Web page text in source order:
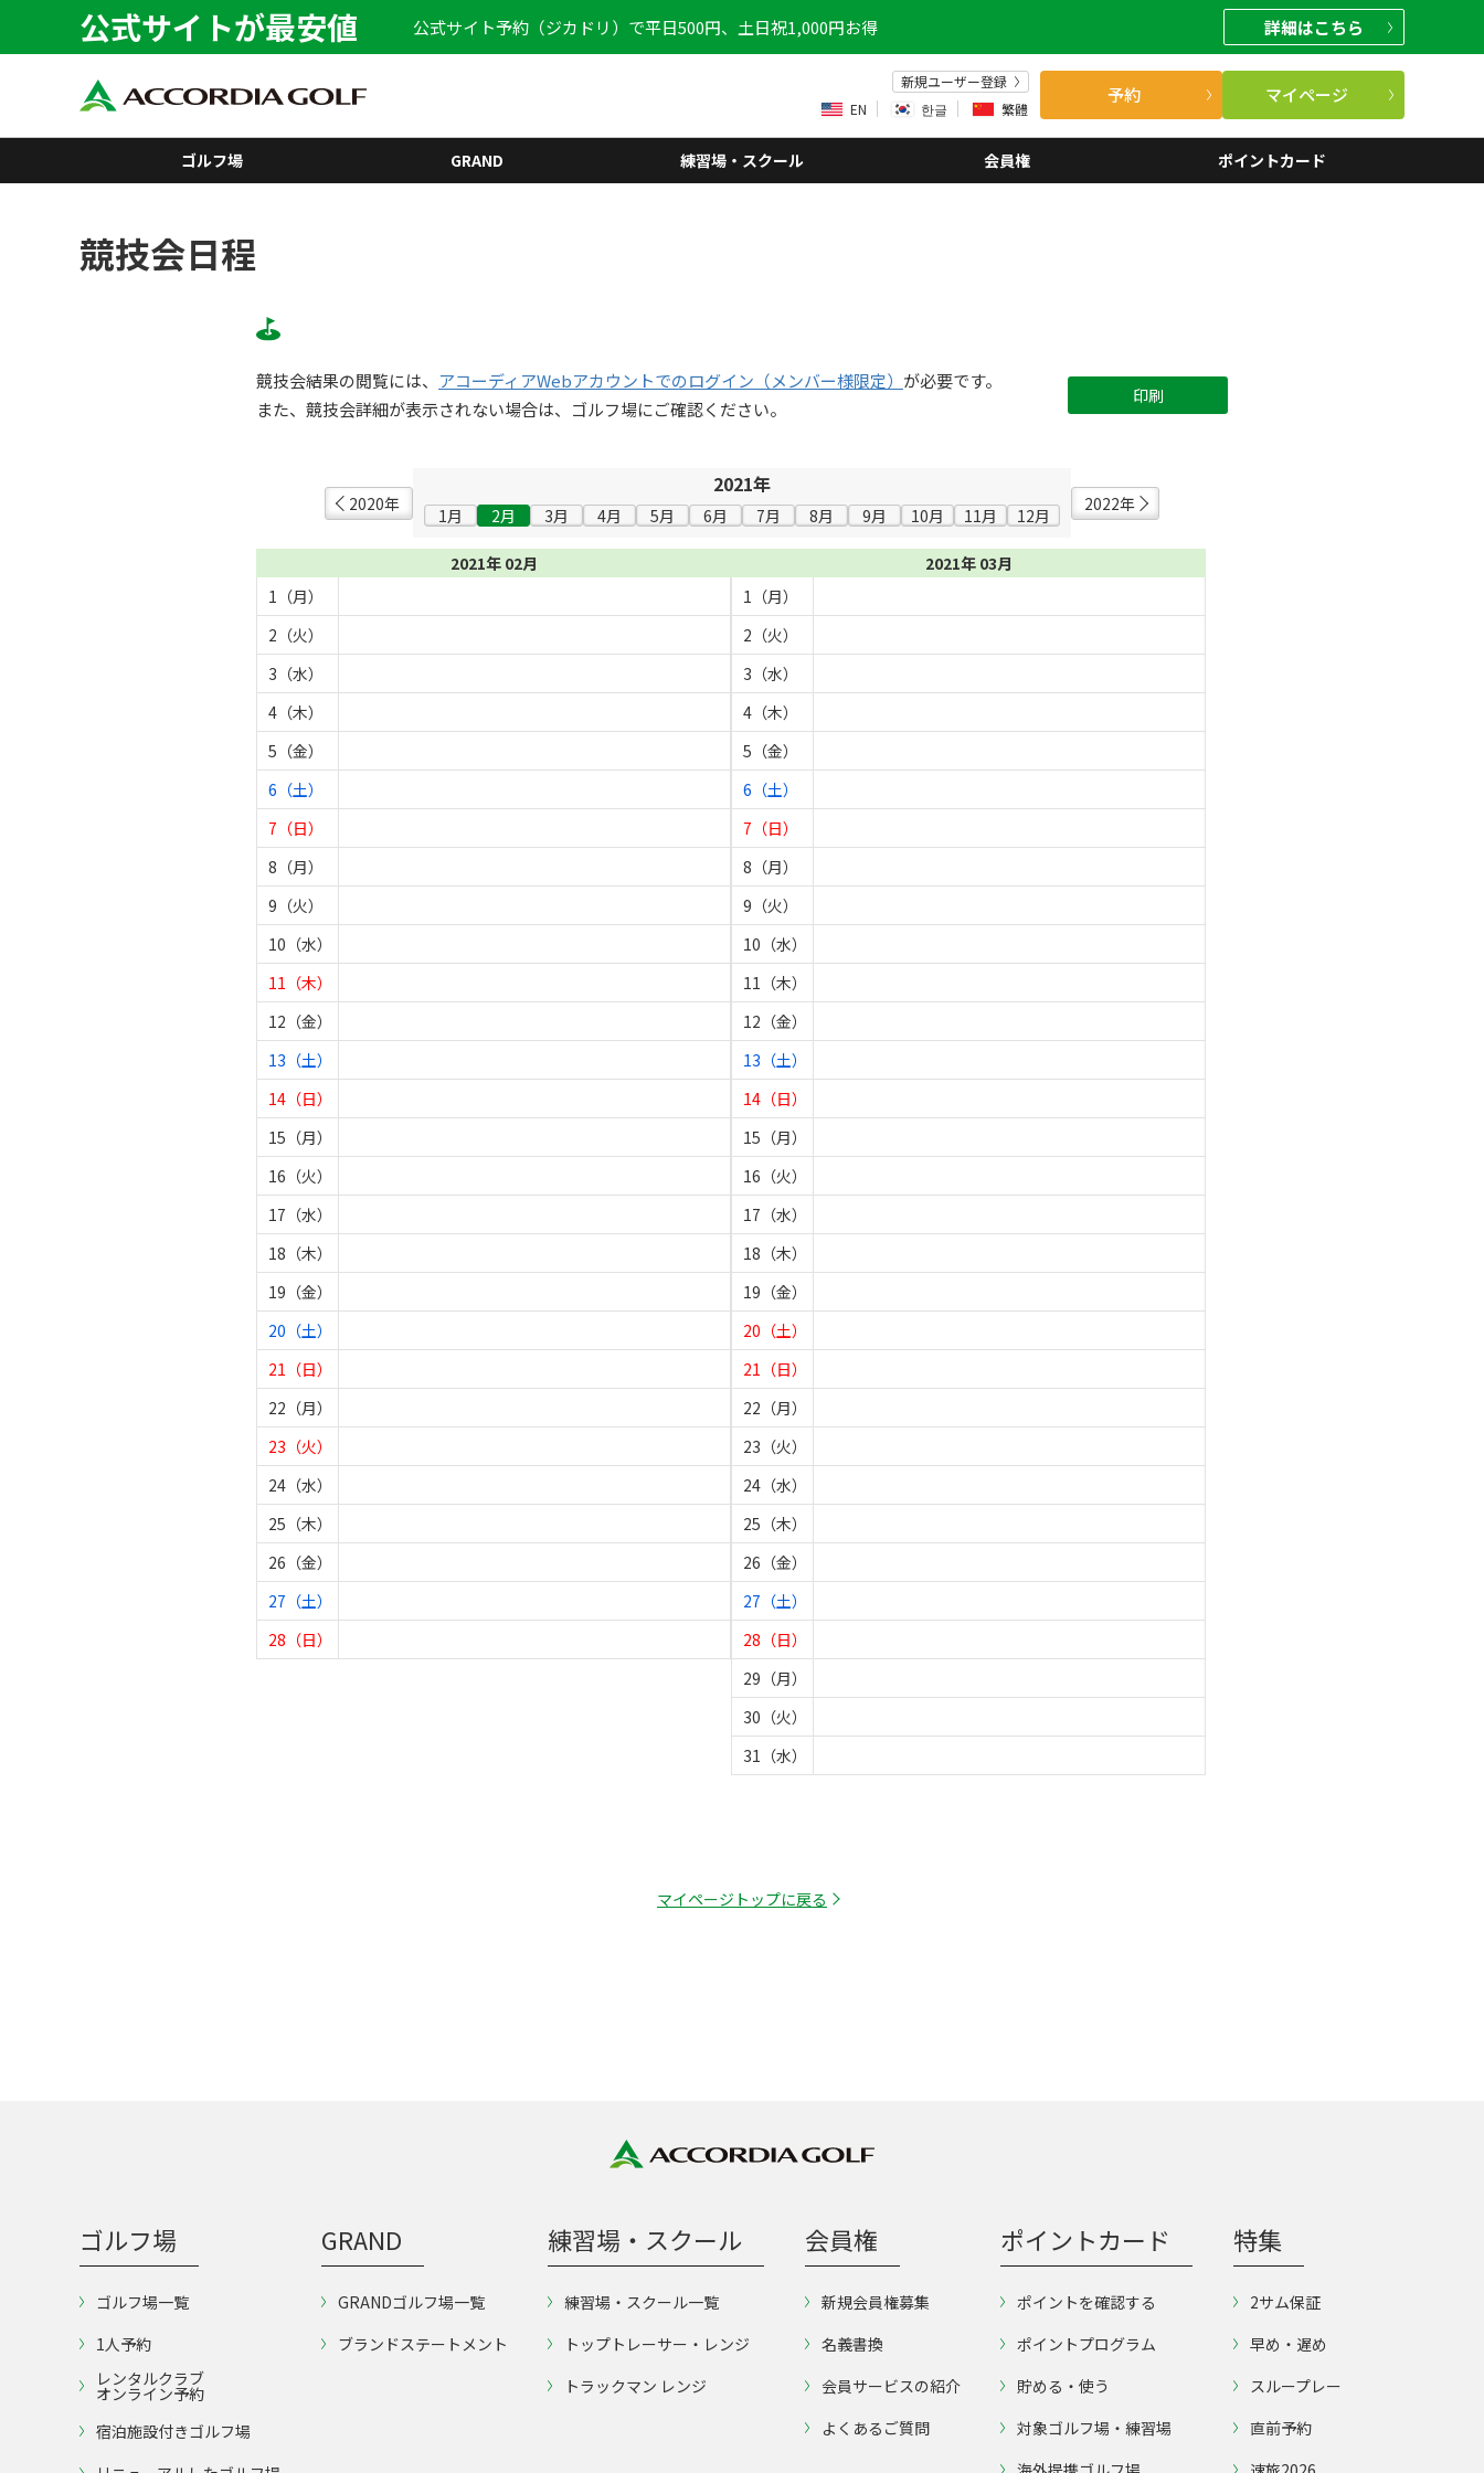
公式サイトが最安値 公式サイト予約（ジカドリ）で平日500円、土日祝1,000円お得 詳細はこちら
新規ユーザー登録
EN
한글 繁體
予約 マイページ
ゴルフ場 GRAND 練習場・スクール 会員権 ポイントカード
競技会日程
競技会結果の閲覧には、 アコーディアWebアカウントでのログイン（メンバー様限定） が必要です。
また、競技会詳細が表示されない場合は、ゴルフ場にご確認ください。
印刷
2020年
2021年
1月 2月 3月 4月 5月 6月 7月 8月 9月 10月 11月 12月
2022年
2021年 02月
1（月）
2（火）
3（水）
4（木）
5（金）
6（土）
7（日）
8（月）
9（火）
10（水）
11（木）
12（金）
13（土）
14（日）
15（月）
16（火）
17（水）
18（木）
19（金）
20（土）
21（日）
22（月）
23（火）
24（水）
25（木）
26（金）
27（土）
28（日）
2021年 03月
1（月）
2（火）
3（水）
4（木）
5（金）
6（土）
7（日）
8（月）
9（火）
10（水）
11（木）
12（金）
13（土）
14（日）
15（月）
16（火）
17（水）
18（木）
19（金）
20（土）
21（日）
22（月）
23（火）
24（水）
25（木）
26（金）
27（土）
28（日）
29（月）
30（火）
31（水）
マイページトップに戻る
ゴルフ場
ゴルフ場一覧
1人予約
レンタルクラブ
オンライン予約
宿泊施設付きゴルフ場
GRAND
GRANDゴルフ場一覧
ブランドステートメント
練習場・スクール
練習場・スクール一覧
トップトレーサー・レンジ
トラックマン レンジ
会員権
新規会員権募集
名義書換
会員サービスの紹介
よくあるご質問
ポイントカード
ポイントを確認する
ポイントプログラム
貯める・使う
対象ゴルフ場・練習場
特集
2サム保証
早め・遅め
スループレー
直前予約